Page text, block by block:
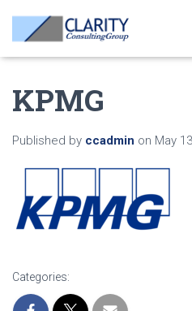
KPMG
Published by ccadmin on May
Categories: